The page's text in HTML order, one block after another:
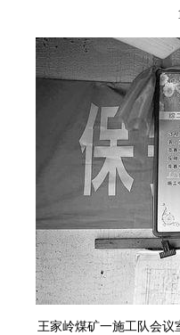
王家岭煤矿一施工队会议